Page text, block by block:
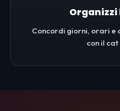
Organizzi
Concordi giorni, orari
con il